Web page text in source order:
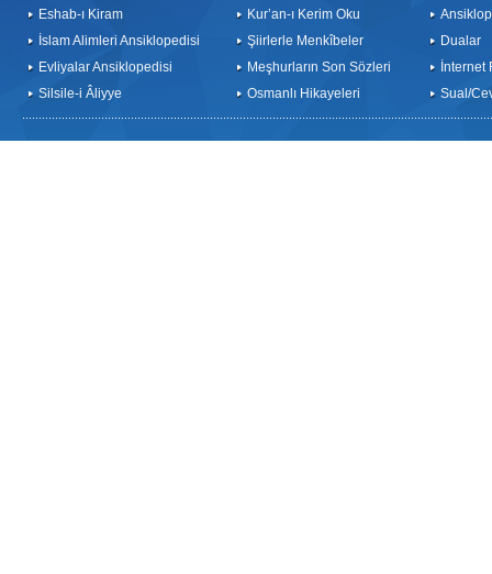
Eshab-ı Kiram
İslam Alimleri Ansiklopedisi
Evliyalar Ansiklopedisi
Silsile-i Âliyye
Kur’an-ı Kerim Oku
Şiirlerle Menkîbeler
Meşhurların Son Sözleri
Osmanlı Hikayeleri
Dualar
İnternet
Sual/